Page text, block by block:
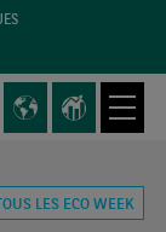
LES ECO WEEK